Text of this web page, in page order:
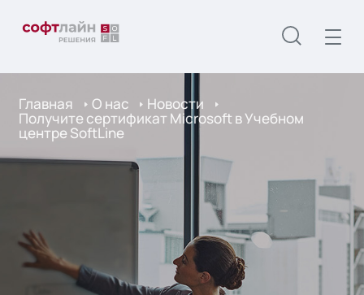
Главная О нас Новости
Получите сертификат Microsoft в Учебном
центре SoftLine